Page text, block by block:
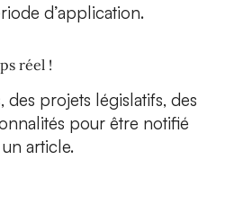
d’application.
réel !
des projets législatifs, des
pour être notifié
article.